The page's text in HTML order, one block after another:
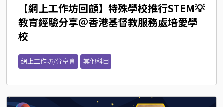
【網上工作坊回顧】特殊學校推行STEM💡
教育經驗分享＠香港基督教服務處培愛學
校
網上工作坊/分享會 其他科目